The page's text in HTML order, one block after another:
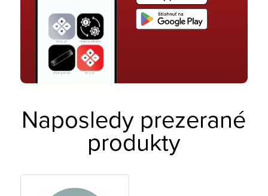
Naposledy prezerané
produkty